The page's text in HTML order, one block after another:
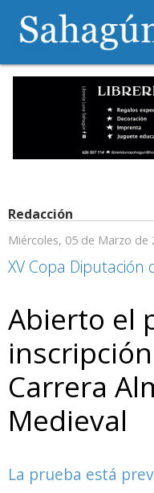
Redacción
Miércoles, 05 de Marzo de
XV Copa Diputación
Abierto el
Carrera
Medieval
La prueba está